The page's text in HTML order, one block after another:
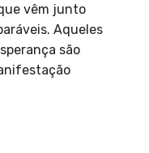
vêm junto
Aqueles
são